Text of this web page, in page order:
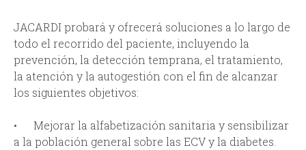
JACARDI probará y ofrecerá soluciones a lo largo de
todo el recorrido del paciente, incluyendo la
prevención, la detección temprana, el tratamiento,
la atención y la autogestión con el fin de alcanzar
los siguientes objetivos:
• Mejorar la alfabetización sanitaria y sensibilizar
a la población general sobre las ECV y la diabetes.